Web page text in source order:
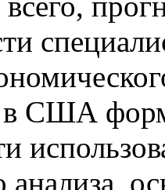
в США